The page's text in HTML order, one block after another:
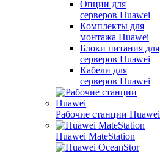
Опции для
серверов Huawei
Комплекты для
монтажа Huawei
Блоки питания для
серверов Huawei
Кабели для
серверов Huawei
Рабочие станции Huawei
Huawei MateStation